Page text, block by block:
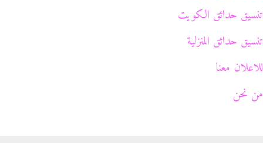
تنسيق حدائق الكويت
تنسيق حدائق المنزلية
للاعلان معنا
من نحن